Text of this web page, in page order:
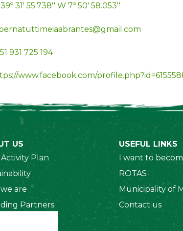
31' 55.738'' W 7º 50' 58.053''
931 725 194
www.facebook.com/
US
Plan
are
Partners
USEFUL LINKS
I want to
ROTAS
Municipality of
Contact us